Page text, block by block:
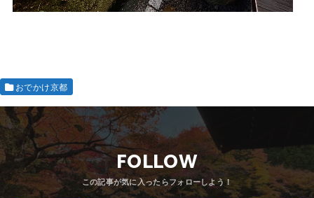
おでかけ京都
FOLLOW